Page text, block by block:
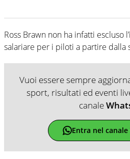
Ross Brawn non ha infatti escluso
salariare per i piloti a partire dalla
Vuoi essere sempre
sport, risultati ed eventi
canale
Entra nel canale